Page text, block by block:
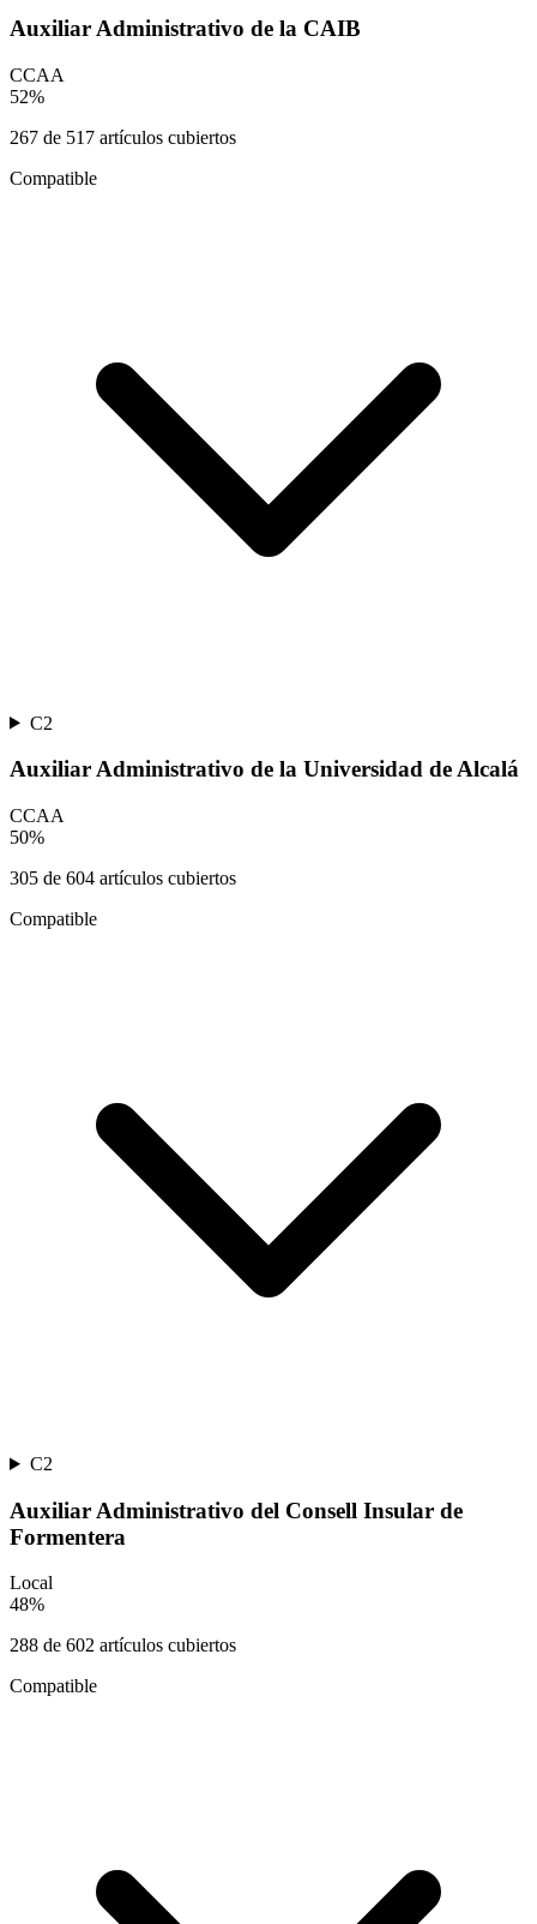
Auxiliar Administrativo de la CAIB
CCAA
52%
267 de 517 artículos cubiertos
Compatible
C2
Auxiliar Administrativo de la Universidad de Alcalá
CCAA
50%
305 de 604 artículos cubiertos
Compatible
C2
Auxiliar Administrativo del Consell Insular de
Formentera
Local
48%
288 de 602 artículos cubiertos
Compatible